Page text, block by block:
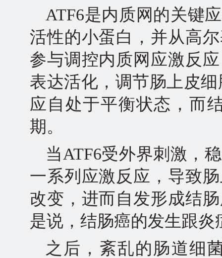
ATF6是内质网的关键
活性的小蛋白，并从高
参与调控内质网应激反
表达活化，调节肠上皮
应自处于平衡状态，而
期。
当ATF6受外界刺激，
一系列应激反应，导致
改变，进而自发形成结
是说，结肠癌的发生跟
之后，紊乱的肠道细